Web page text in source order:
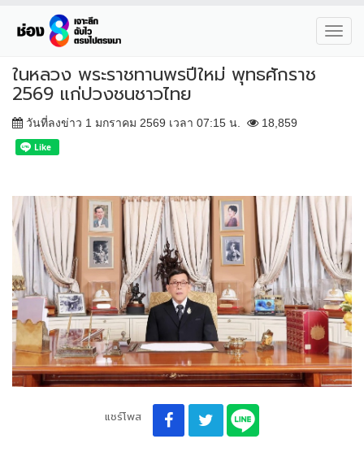
ในหลวง พระราชทานพรปีใหม่ พุทธศักราช
2569 แก่ปวงชนชาวไทย
วันที่ลงข่าว 1 มกราคม 2569 เวลา 07:15 น. 18,859
แชร์โพส